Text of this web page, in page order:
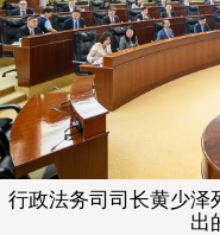
行政法务司司长黄少泽
出